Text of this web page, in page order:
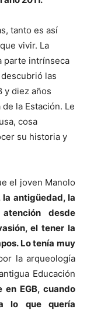
tanto es así
vivir. La
parte intrínseca
las
y diez años
la Estación. Le
cosa
su historia y
el joven Manolo
la antigüedad, la
desde
el tener la
Lo tenía muy
la arqueología
Educación
en EGB, cuando
lo que quería